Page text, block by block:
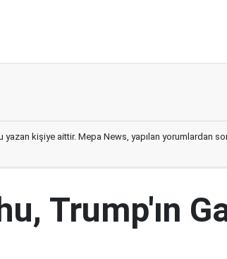
kişiye aittir. Mepa News, yapılan yorumlardan
Trump'ın